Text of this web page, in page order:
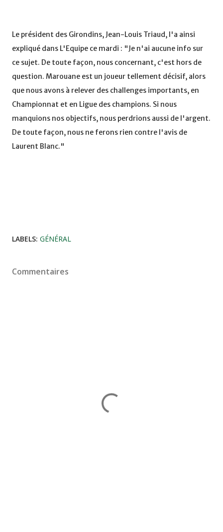
Le président des Girondins, Jean-Louis Triaud, l'a ainsi
expliqué dans L'Equipe ce mardi : "Je n'ai aucune info sur
ce sujet. De toute façon, nous concernant, c'est hors de
question. Marouane est un joueur tellement décisif, alors
que nous avons à relever des challenges importants, en
Championnat et en Ligue des champions. Si nous
manquions nos objectifs, nous perdrions aussi de l'argent.
De toute façon, nous ne ferons rien contre l'avis de
Laurent Blanc."
LABELS: GÉNÉRAL
Commentaires